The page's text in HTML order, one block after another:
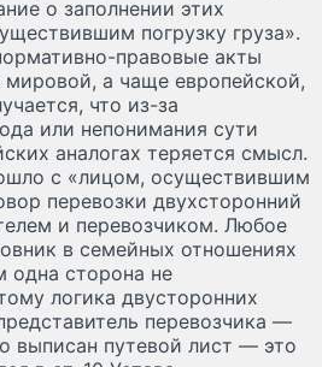
о заполнении этих
погрузку груза».
правовые акты
а чаще европейской,
что из-за
или непонимания сути
аналогах теряется смысл.
с «лицом, осуществившим
перевозки двухсторонний
и перевозчиком. Любое
в семейных отношениях
сторона не
логика двусторонних
перевозчика —
выписан путевой лист — это